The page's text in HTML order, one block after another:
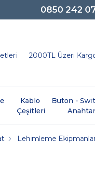
0850 242
2000TL Üzeri
Kablo
Çeşitleri
Buton -
Anahtar
Lehimleme